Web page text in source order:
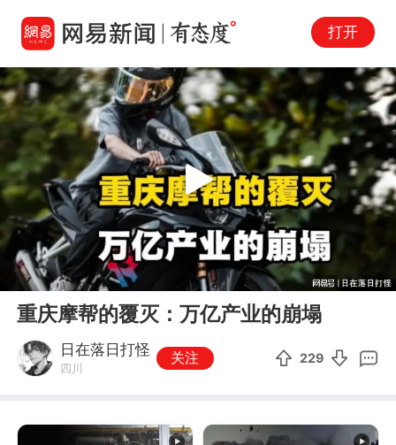
打开
00:00 01:09
Play
重庆摩帮的覆灭：万亿产业的崩塌
日在落日打怪
四川
关注 229